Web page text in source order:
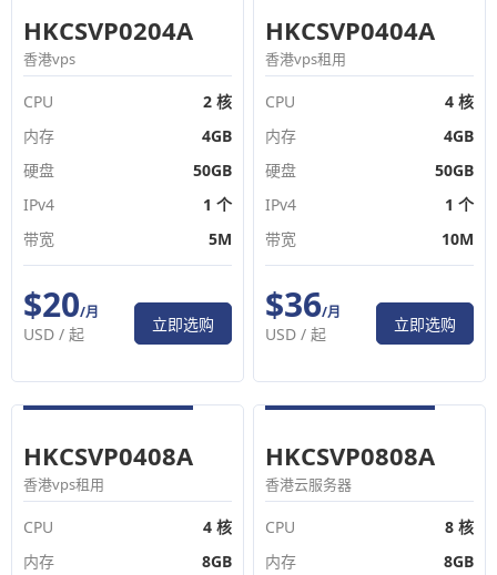
HKCSVP0204A
香港vps
CPU
2 核
内存
4GB
硬盘
50GB
IPv4
1 个
带宽
5M
$20/月
USD /起 立即选购
HKCSVP0404A
香港vps租用
CPU
4 核
内存
4GB
硬盘
50GB
IPv4
1 个
带宽
10M
$36/月
USD /起 立即选购
HKCSVP0408A
香港vps租用
CPU
4 核
内存
8GB
HKCSVP0808A
香港云服务器
CPU
8 核
内存
8GB